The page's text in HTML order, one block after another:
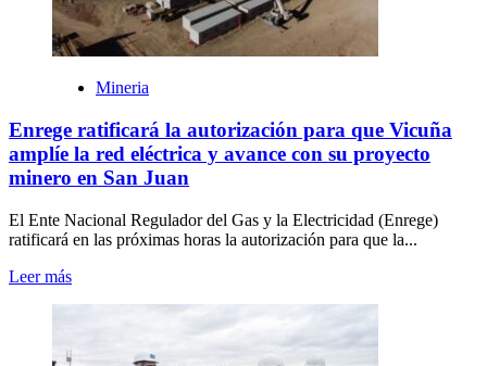
Mineria
Enrege ratificará la autorización para que Vicuña
amplíe la red eléctrica y avance con su proyecto
minero en San Juan
El Ente Nacional Regulador del Gas y la Electricidad (Enrege)
ratificará en las próximas horas la autorización para que la...
Leer más